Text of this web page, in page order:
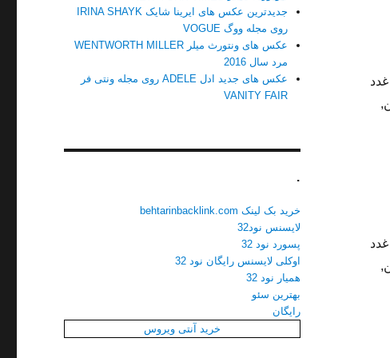
جدیدترین عکس های ایرینا شایک IRINA SHAYK
روی مجله ووگ VOGUE
عکس های ونتورث میلر WENTWORTH MILLER
مرد سال 2016
عکس های جدید ادل ADELE روی مجله ونتی فر
VANITY FAIR
.
خرید بک لینک behtarinbacklink.com
لایسنس نود32
پسورد نود 32
اوکلی لایسنس رایگان نود 32
همیار نود 32
بهترین سئو
رایگان
خرید آنتی ویروس